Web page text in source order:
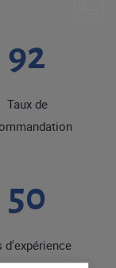
92
Taux de
50
d'expérience